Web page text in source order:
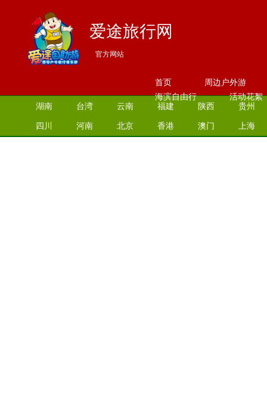
爱途旅行网
官方网站
首页
周边户外游
海滨自由行
活动花絮
湖南
台湾 云南 福建 陕西
贵州
四川
河南 北京 香港 澳门
上海